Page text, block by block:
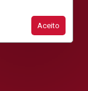
Aceito